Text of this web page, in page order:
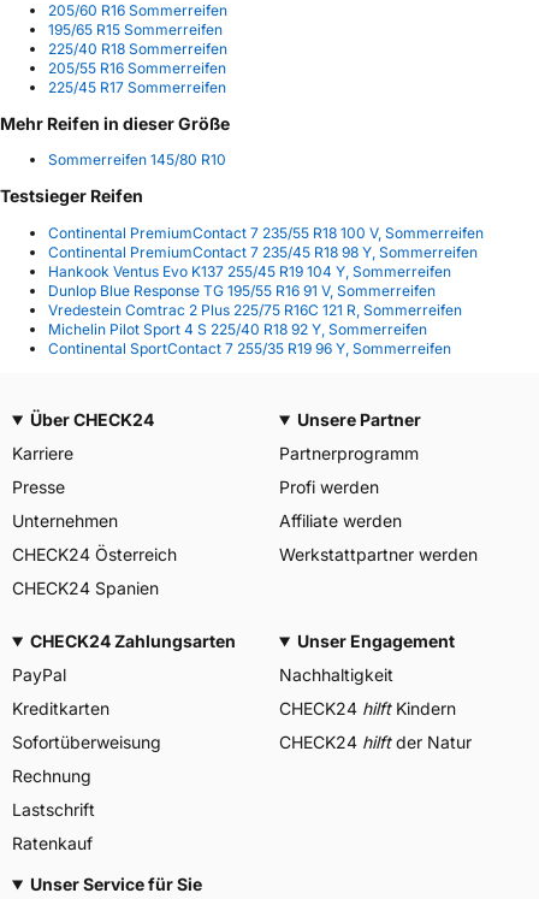
205/60 R16 Sommerreifen
195/65 R15 Sommerreifen
225/40 R18 Sommerreifen
205/55 R16 Sommerreifen
225/45 R17 Sommerreifen
Mehr Reifen in dieser Größe
Sommerreifen 145/80 R10
Testsieger Reifen
Continental PremiumContact 7 235/55 R18 100 V, Sommerreifen
Continental PremiumContact 7 235/45 R18 98 Y, Sommerreifen
Hankook Ventus Evo K137 255/45 R19 104 Y, Sommerreifen
Dunlop Blue Response TG 195/55 R16 91 V, Sommerreifen
Vredestein Comtrac 2 Plus 225/75 R16C 121 R, Sommerreifen
Michelin Pilot Sport 4 S 225/40 R18 92 Y, Sommerreifen
Continental SportContact 7 255/35 R19 96 Y, Sommerreifen
Über CHECK24
Karriere
Presse
Unternehmen
CHECK24 Österreich
CHECK24 Spanien
Unsere Partner
Partnerprogramm
Profi werden
Affiliate werden
Werkstattpartner werden
CHECK24 Zahlungsarten
PayPal
Kreditkarten
Sofortüberweisung
Rechnung
Lastschrift
Ratenkauf
Unser Engagement
Nachhaltigkeit
CHECK24 hilftKindern
CHECK24 hilftder Natur
Unser Service für Sie